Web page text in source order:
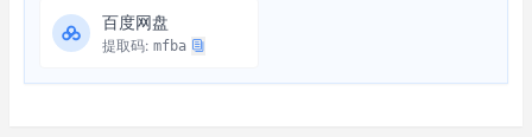
百度网盘
提取码: mfba